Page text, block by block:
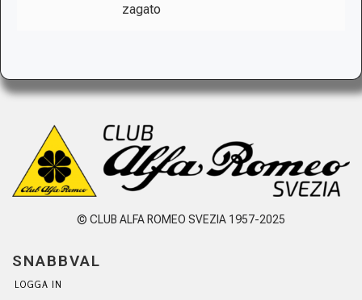
zagato
© CLUB ALFA ROMEO SVEZIA 1957-2025
SNABBVAL
LOGGA IN